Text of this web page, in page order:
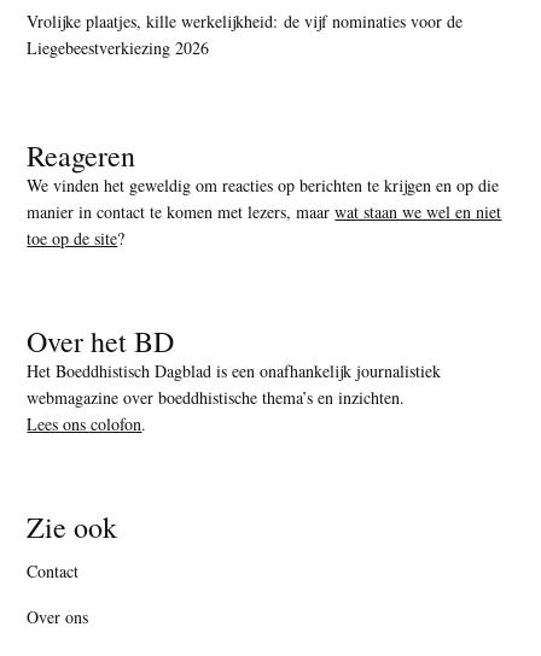
Vrolijke plaatjes, kille werkelijkheid: de vijf nominaties voor de
Liegebeestverkiezing 2026
Reageren
We vinden het geweldig om reacties op berichten te krijgen en op die
manier in contact te komen met lezers, maarwat staan we wel en niet
toe op de site?
Over het BD
Het Boeddhistisch Dagblad is een onafhankelijk journalistiek
webmagazine over boeddhistische thema’s en inzichten.
Lees ons colofon.
Zie ook
Contact
Over ons